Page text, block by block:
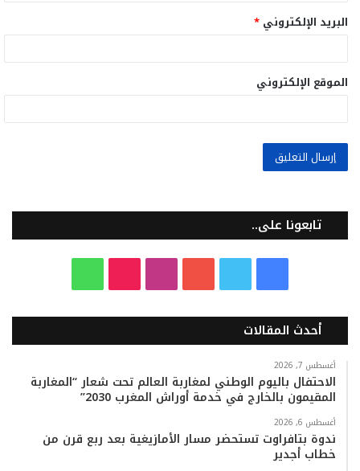
البريد الإلكتروني *
الموقع الإلكتروني
تابعونا على..
س
و
ك
ي
ت
ر
ت
ي
و
ب
س
ت
ق
ر
k
o
k
ت
س
ب
أحدث المقالات
أغسطس 7, 2026
الاحتفال باليوم الوطني لمغاربة العالم تحت شعار “المغاربة
المقيمون بالخارج في خدمة أوراش المغرب 2030”
أغسطس 6, 2026
ندوة بتافراوت تستحضر مسار الأمازيغية بعد ربع قرن من
خطاب أجدير